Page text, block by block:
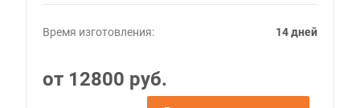
Время изготовления: 14 дней
от 12800 руб.